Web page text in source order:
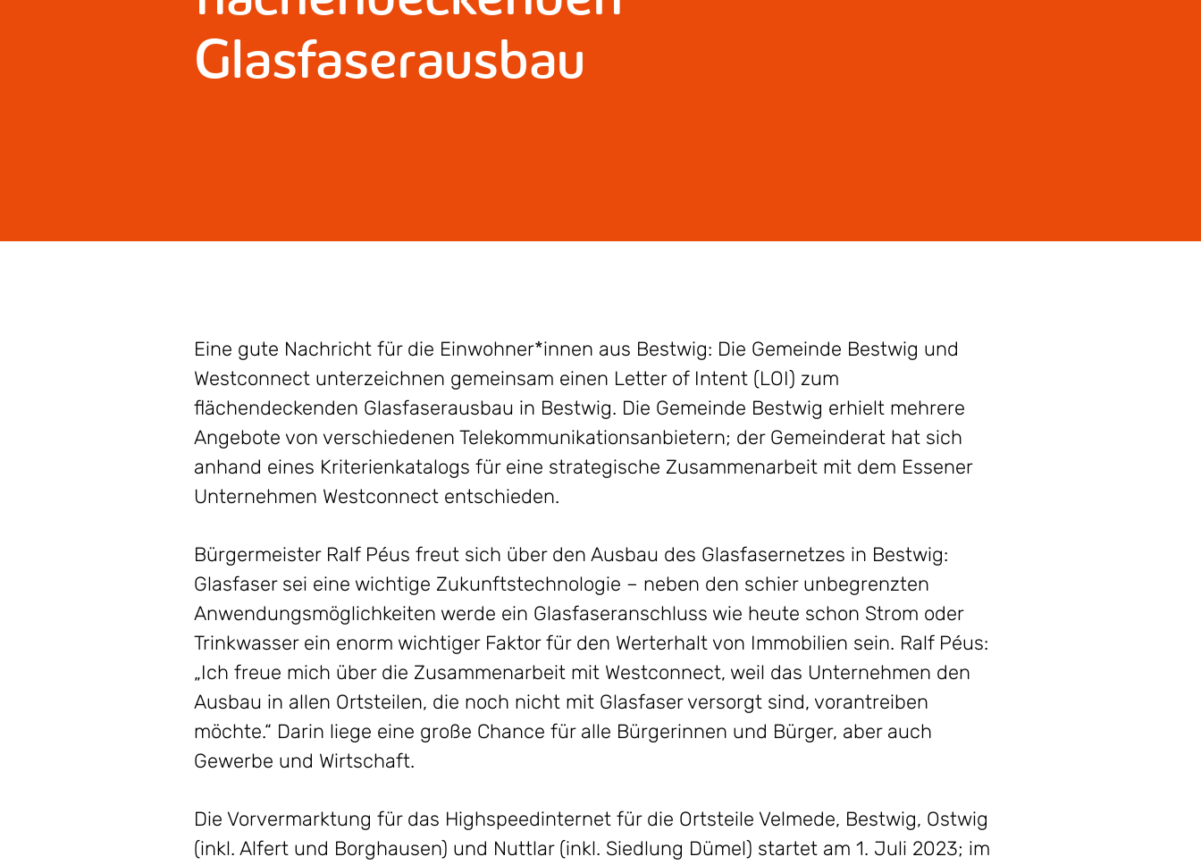
Glasfaserausbau
Eine gute Nachricht für die Einwohner*innen aus Bestwig: Die Gemeinde Bestwig und
Westconnect unterzeichnen gemeinsam einen Letter of Intent (LOI) zum
flächendeckenden Glasfaserausbau in Bestwig. Die Gemeinde Bestwig erhielt mehrere
Angebote von verschiedenen Telekommunikationsanbietern; der Gemeinderat hat sich
anhand eines Kriterienkatalogs für eine strategische Zusammenarbeit mit dem Essener
Unternehmen Westconnect entschieden.
Bürgermeister Ralf Péus freut sich über den Ausbau des Glasfasernetzes in Bestwig:
Glasfaser sei eine wichtige Zukunftstechnologie – neben den schier unbegrenzten
Anwendungsmöglichkeiten werde ein Glasfaseranschluss wie heute schon Strom oder
Trinkwasser ein enorm wichtiger Faktor für den Werterhalt von Immobilien sein. Ralf Péus:
„Ich freue mich über die Zusammenarbeit mit Westconnect, weil das Unternehmen den
Ausbau in allen Ortsteilen, die noch nicht mit Glasfaser versorgt sind, vorantreiben
möchte.“ Darin liege eine große Chance für alle Bürgerinnen und Bürger, aber auch
Gewerbe und Wirtschaft.
Die Vorvermarktung für das Highspeedinternet für die Ortsteile Velmede, Bestwig, Ostwig
(inkl. Alfert und Borghausen) und Nuttlar (inkl. Siedlung Dümel) startet am 1. Juli 2023; im